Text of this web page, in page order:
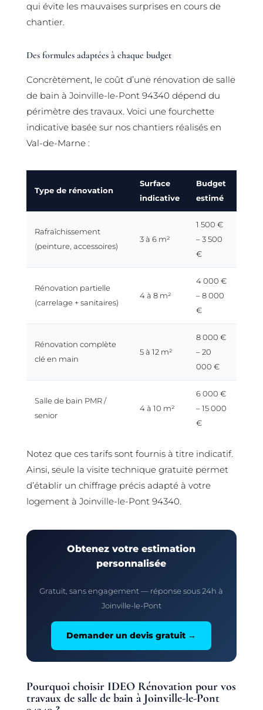
qui évite les mauvaises surprises en cours de
chantier.
Des formules adaptées à chaque budget
Concrètement, le coût d’une rénovation de salle
de bain à Joinville-le-Pont 94340 dépend du
périmètre des travaux. Voici une fourchette
indicative basée sur nos chantiers réalisés en
Val-de-Marne :
Type de rénovation
Surface
indicative
Budget
estimé
Rafraîchissement
(peinture, accessoires)
3 à 6 m²
1 500 €
– 3 500
€
Rénovation partielle
(carrelage + sanitaires)
4 à 8 m²
4 000 €
– 8 000
€
Rénovation complète
clé en main
5 à 12 m²
8 000 €
– 20
000 €
Salle de bain PMR /
senior
4 à 10 m²
6 000 €
– 15 000
€
Notez que ces tarifs sont fournis à titre indicatif.
Ainsi, seule la visite technique gratuite permet
d’établir un chiffrage précis adapté à votre
logement à Joinville-le-Pont 94340.
Obtenez votre estimation
personnalisée
Gratuit, sans engagement — réponse sous 24h à
Joinville-le-Pont
Demander un devis gratuit →
Pourquoi choisir IDEO Rénovation pour vos
travaux de salle de bain à Joinville-le-Pont